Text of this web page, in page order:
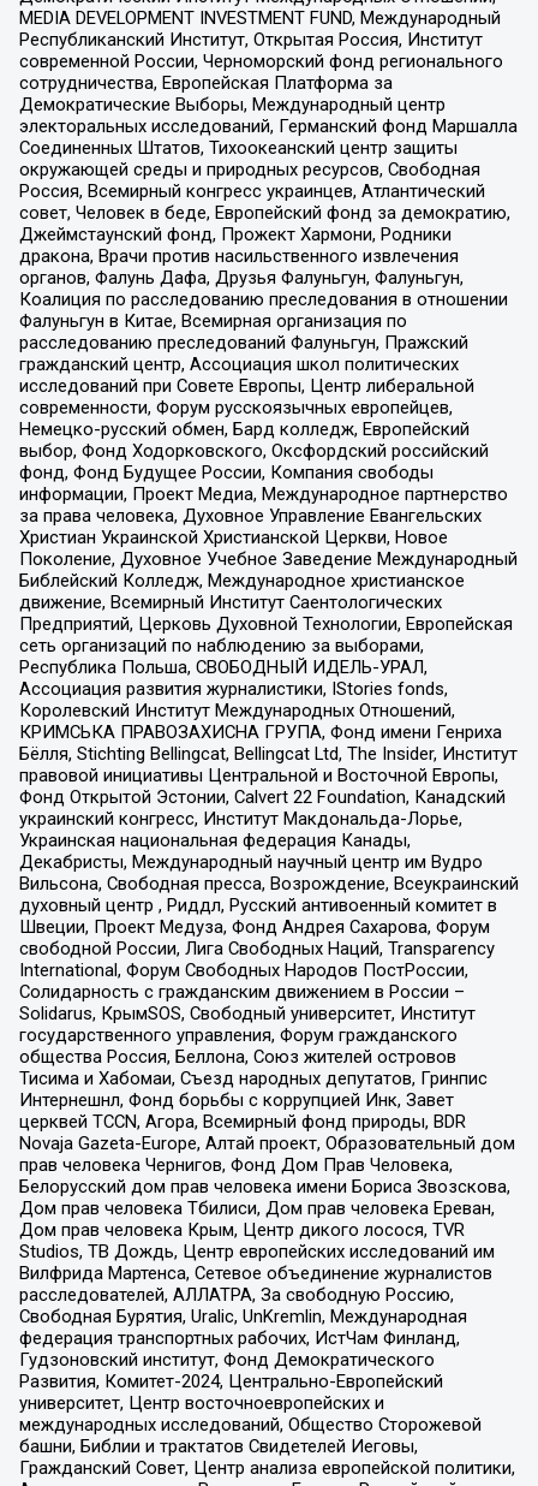
MEDIA DEVELOPMENT INVESTMENT FUND, Международный
Республиканский Институт, Открытая Россия, Институт
современной России, Черноморский фонд регионального
сотрудничества, Европейская Платформа за
Демократические Выборы, Международный центр
электоральных исследований, Германский фонд Маршалла
Соединенных Штатов, Тихоокеанский центр защиты
окружающей среды и природных ресурсов, Свободная
Россия, Всемирный конгресс украинцев, Атлантический
совет, Человек в беде, Европейский фонд за демократию,
Джеймстаунский фонд, Прожект Хармони, Родники
дракона, Врачи против насильственного извлечения
органов, Фалунь Дафа, Друзья Фалуньгун, Фалуньгун,
Коалиция по расследованию преследования в отношении
Фалуньгун в Китае, Всемирная организация по
расследованию преследований Фалуньгун, Пражский
гражданский центр, Ассоциация школ политических
исследований при Совете Европы, Центр либеральной
современности, Форум русскоязычных европейцев,
Немецко-русский обмен, Бард колледж, Европейский
выбор, Фонд Ходорковского, Оксфордский российский
фонд, Фонд Будущее России, Компания свободы
информации, Проект Медиа, Международное партнерство
за права человека, Духовное Управление Евангельских
Христиан Украинской Христианской Церкви, Новое
Поколение, Духовное Учебное Заведение Международный
Библейский Колледж, Международное христианское
движение, Всемирный Институт Саентологических
Предприятий, Церковь Духовной Технологии, Европейская
сеть организаций по наблюдению за выборами,
Республика Польша, СВОБОДНЫЙ ИДЕЛЬ-УРАЛ,
Ассоциация развития журналистики, IStories fonds,
Королевский Институт Международных Отношений,
КРИМСЬКА ПРАВОЗАХИСНА ГРУПА, Фонд имени Генриха
Бёлля, Stichting Bellingcat, Bellingcat Ltd, The Insider, Институт
правовой инициативы Центральной и Восточной Европы,
Фонд Открытой Эстонии, Calvert 22 Foundation, Канадский
украинский конгресс, Институт Макдональда-Лорье,
Украинская национальная федерация Канады,
Декабристы, Международный научный центр им Вудро
Вильсона, Свободная пресса, Возрождение, Всеукраинский
духовный центр , Риддл, Русский антивоенный комитет в
Швеции, Проект Медуза, Фонд Андрея Сахарова, Форум
свободной России, Лига Свободных Наций, Transparеncy
International, Форум Свободных Народов ПостРоссии,
Солидарность с гражданским движением в России –
Solidarus, КрымSOS, Свободный университет, Институт
государственного управления, Форум гражданского
общества Россия, Беллона, Союз жителей островов
Тисима и Хабомаи, Съезд народных депутатов, Гринпис
Интернешнл, Фонд борьбы с коррупцией Инк, Завет
церквей TCCN, Агора, Всемирный фонд природы, BDR
Novaja Gazeta-Europe, Алтай проект, Образовательный дом
прав человека Чернигов, Фонд Дом Прав Человека,
Белорусский дом прав человека имени Бориса Звозскова,
Дом прав человека Тбилиси, Дом прав человека Ереван,
Дом прав человека Крым, Центр дикого лосося, TVR
Studios, ТВ Дождь, Центр европейских исследований им
Вилфрида Мартенса, Сетевое объединение журналистов
расследователей, АЛЛАТРА, За свободную Россию,
Свободная Бурятия, Uralic, UnKremlin, Международная
федерация транспортных рабочих, ИстЧам Финланд,
Гудзоновский институт, Фонд Демократического
Развития, Комитет-2024, Центрально-Европейский
университет, Центр восточноевропейских и
международных исследований, Общество Сторожевой
башни, Библии и трактатов Свидетелей Иеговы,
Гражданский Совет, Центр анализа европейской политики,